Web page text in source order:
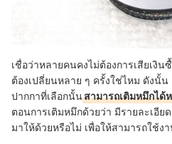
เชื่อว่าหลายคนคงไม่ต้องการเสียเงิ
ต้องเปลี่ยนหลาย ๆ ครั้งใช่ไหม ดังนั้
ปากกาที่เลือกนั้นสามารถเติมหมึกได้
ตอนการเติมหมึกด้วยว่า มีรายละเอีย
มาให้ด้วยหรือไม่ เพื่อให้สามารถใช้ง